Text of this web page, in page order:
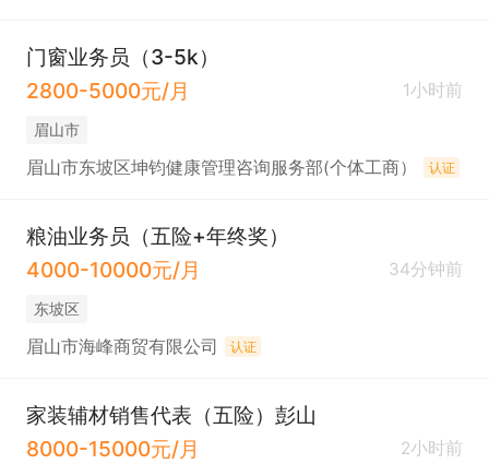
门窗业务员（3-5k）
2800-5000元/月
1小时前
眉山市
眉山市东坡区坤钧健康管理咨询服务部(个体工商） 认证
粮油业务员（五险+年终奖）
4000-10000元/月
34分钟前
东坡区
眉山市海峰商贸有限公司 认证
家装辅材销售代表（五险）彭山
8000-15000元/月
2小时前